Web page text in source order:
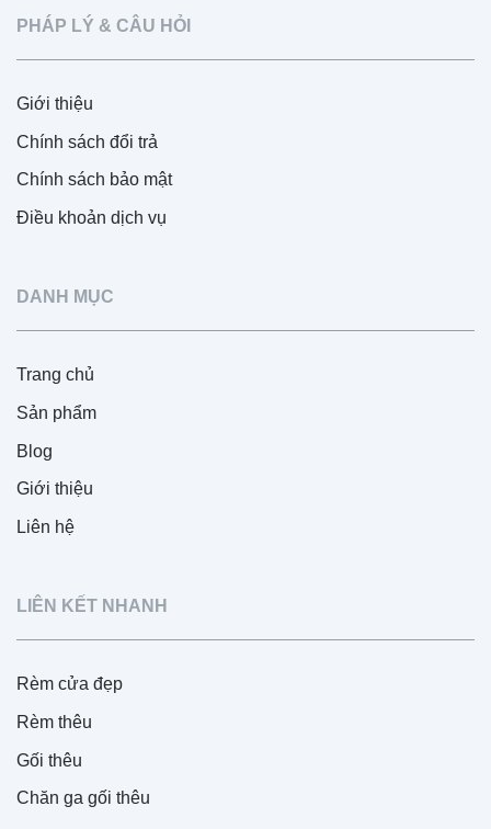
PHÁP LÝ & CÂU HỎI
Giới thiệu
Chính sách đổi trả
Chính sách bảo mật
Điều khoản dịch vụ
DANH MỤC
Trang chủ
Sản phẩm
Blog
Giới thiệu
Liên hệ
LIÊN KẾT NHANH
Rèm cửa đẹp
Rèm thêu
Gối thêu
Chăn ga gối thêu